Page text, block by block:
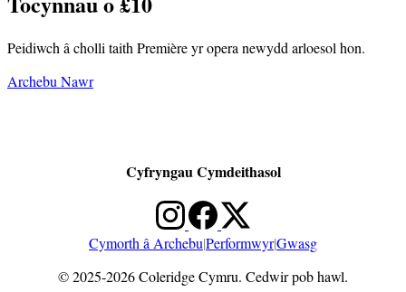
Peidiwch â cholli taith Première yr opera newydd arloesol hon.
Archebu Nawr
Cyfryngau Cymdeithasol
Cymorth â Archebu|Performwyr|Gwasg
© 2025-2026 Coleridge Cymru. Cedwir pob hawl.